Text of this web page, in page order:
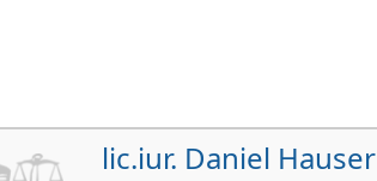
lic.iur. Daniel Hauser